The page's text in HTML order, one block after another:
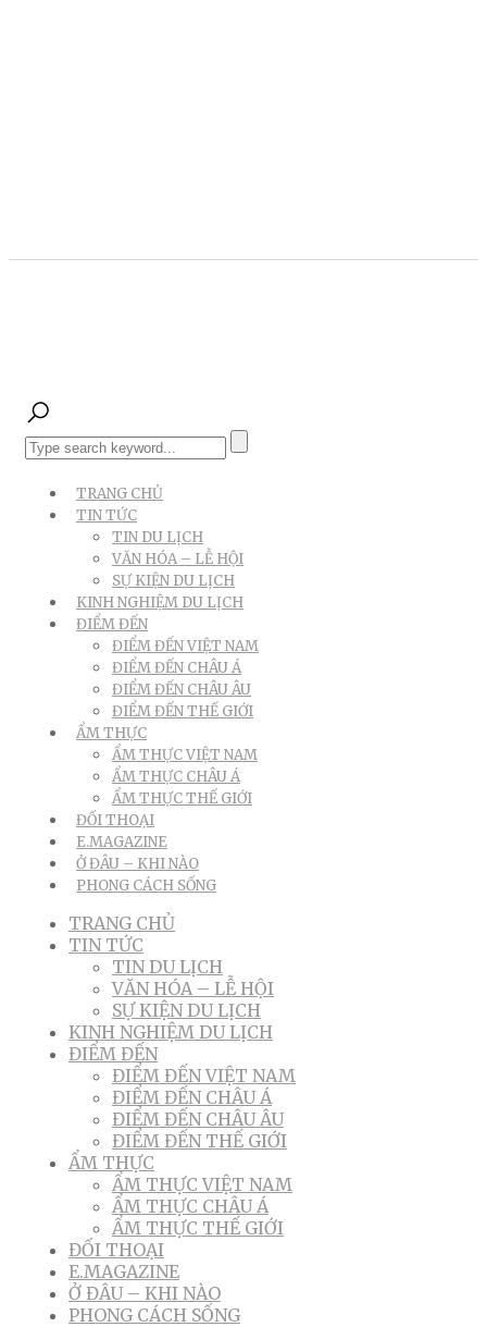
TRANG CHỦ
TIN TỨC
TIN DU LỊCH
VĂN HÓA – LỄ HỘI
SỰ KIỆN DU LỊCH
KINH NGHIỆM DU LỊCH
ĐIỂM ĐẾN
ĐIỂM ĐẾN VIỆT NAM
ĐIỂM ĐẾN CHÂU Á
ĐIỂM ĐẾN CHÂU ÂU
ĐIỂM ĐẾN THẾ GIỚI
ẨM THỰC
ẨM THỰC VIỆT NAM
ẨM THỰC CHÂU Á
ẨM THỰC THẾ GIỚI
ĐỐI THOẠI
E.MAGAZINE
Ở ĐÂU – KHI NÀO
PHONG CÁCH SỐNG
TRANG CHỦ
TIN TỨC
TIN DU LỊCH
VĂN HÓA – LỄ HỘI
SỰ KIỆN DU LỊCH
KINH NGHIỆM DU LỊCH
ĐIỂM ĐẾN
ĐIỂM ĐẾN VIỆT NAM
ĐIỂM ĐẾN CHÂU Á
ĐIỂM ĐẾN CHÂU ÂU
ĐIỂM ĐẾN THẾ GIỚI
ẨM THỰC
ẨM THỰC VIỆT NAM
ẨM THỰC CHÂU Á
ẨM THỰC THẾ GIỚI
ĐỐI THOẠI
E.MAGAZINE
Ở ĐÂU – KHI NÀO
PHONG CÁCH SỐNG